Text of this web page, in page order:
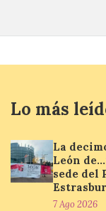
Lo más
La
León
sede del
7 Ago 2026